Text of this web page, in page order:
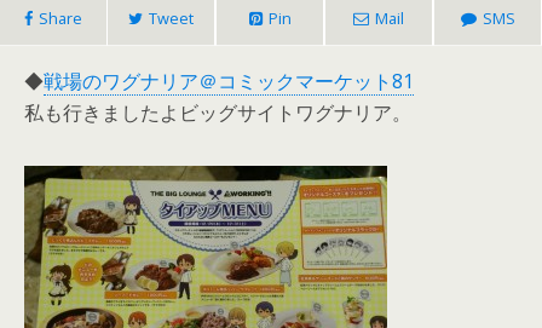
Share Tweet Pin Mail SMS
◆戦場のワグナリア＠コミックマーケット81
私も行きましたよビッグサイトワグナリア。